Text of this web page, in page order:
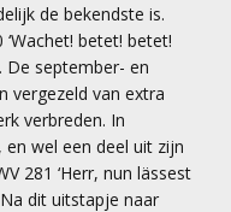
de bekendste is.
betet! betet!
De september- en
vergezeld van extra
verbreden. In
wel een deel uit zijn
281 ‘Herr, nun lässest
dit uitstapje naar